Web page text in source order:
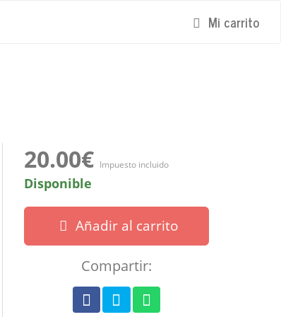
Mi carrito
20.00€ Impuesto incluido
Disponible
Añadir al carrito
Compartir: